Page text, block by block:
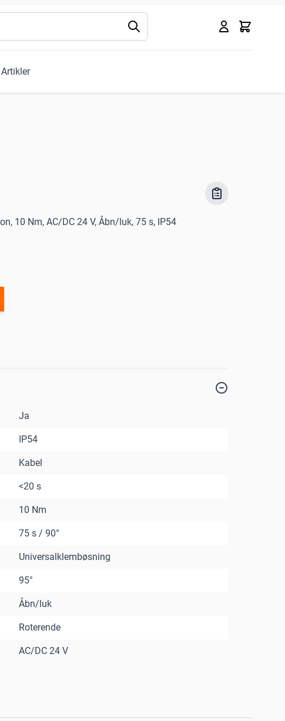
Artikler
Kurv
10 Nm, AC/DC 24 V, Åbn/luk, 75 s, IP54
Ja
IP54
Kabel
<20 s
10 Nm
75 s / 90°
Universalklembøsning
95°
Åbn/luk
Roterende
AC/DC 24 V